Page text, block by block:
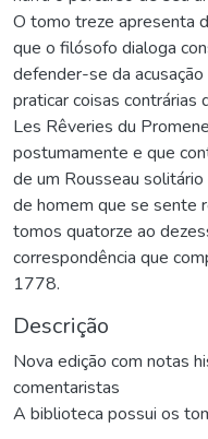
O tomo treze apresenta
que o filósofo dialoga
defender-se da
praticar coisas contrárias
Les Rêveries du
postumamente e que
de um Rousseau
de homem que se sente
tomos quatorze ao
correspondência que
1778.
Descrição
Nova edição com notas
comentaristas
A biblioteca possui os